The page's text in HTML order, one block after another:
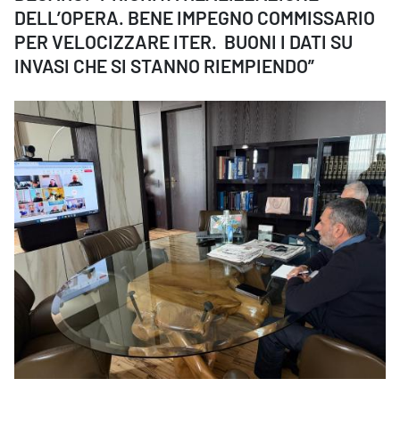
DELL’OPERA. BENE IMPEGNO COMMISSARIO
PER VELOCIZZARE ITER. BUONI I DATI SU
INVASI CHE SI STANNO RIEMPIENDO”